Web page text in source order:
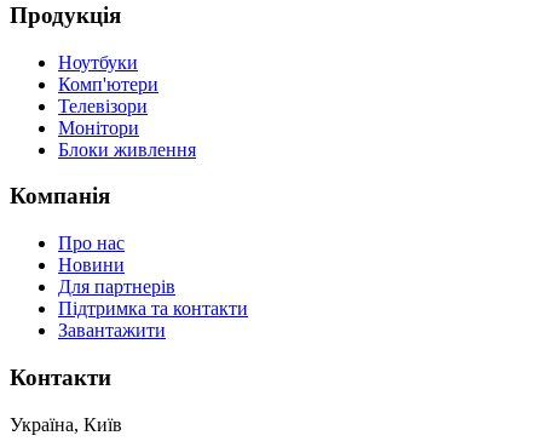
Продукція
Ноутбуки
Комп'ютери
Телевізори
Монітори
Блоки живлення
Компанія
Про нас
Новини
Для партнерів
Підтримка та контакти
Завантажити
Контакти
Україна, Київ